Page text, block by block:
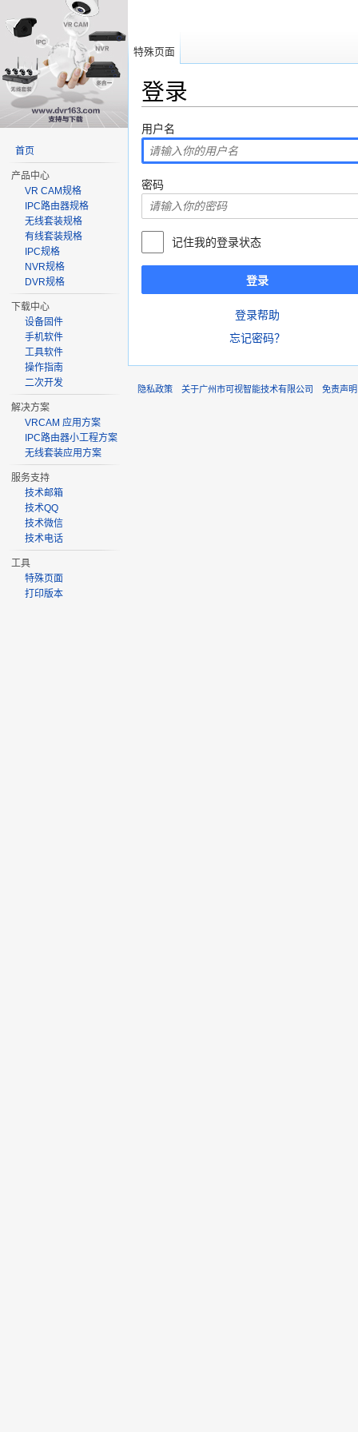
登录
用户名
密码
记住我的登录状态
登录
登录帮助
忘记密码？
特殊页面
首页
产品中心
VR CAM规格
IPC路由器规格
无线套装规格
有线套装规格
IPC规格
NVR规格
DVR规格
下载中心
设备固件
手机软件
工具软件
操作指南
二次开发
解决方案
VRCAM 应用方案
IPC路由器小工程方案
无线套装应用方案
服务支持
技术邮箱
技术QQ
技术微信
技术电话
工具
特殊页面
打印版本
隐私政策 关于广州市可视智能技术有限公司 免责声明